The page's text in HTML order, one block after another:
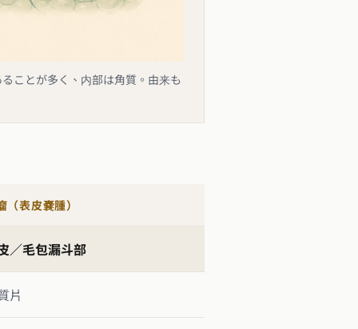
ことが多く、内部は角質。由来も
（表皮嚢腫）
／毛包漏斗部
片